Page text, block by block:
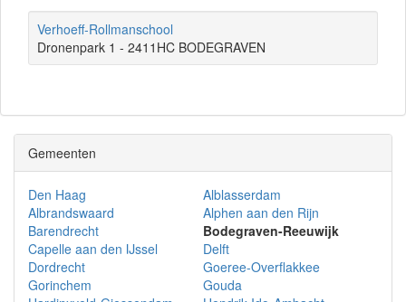
Verhoeff-Rollmanschool
Dronenpark 1 - 2411HC BODEGRAVEN
Gemeenten
Den Haag
Alblasserdam
Albrandswaard
Alphen aan den Rijn
Barendrecht
Bodegraven-Reeuwijk
Capelle aan den IJssel
Delft
Dordrecht
Goeree-Overflakkee
Gorinchem
Gouda